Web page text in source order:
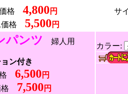
格 4,800 円
格 5,500 円
サイ
パンツ
婦人用
ン付き
6,500 円
7,500 円
カラー: